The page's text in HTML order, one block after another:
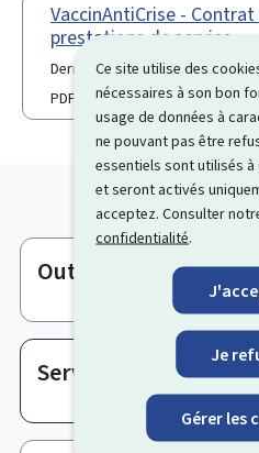
Ce site utilise des
nécessaires à son bon
usage de données à
ne pouvant pas être
essentiels sont utilisés
et seront activés
acceptez. Consulter
confidentialité.
Je
Gérer les
VaccinAntiCrise -
prestations de service
Dernière modification le
PDF
43 Ko
Pied
de
page
Outils
Services en ligne &